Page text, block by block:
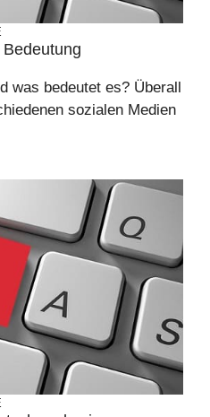
was bedeutet es? Überall
sozialen Medien